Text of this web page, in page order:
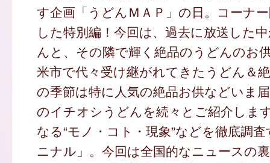
す企画「うどんＭＡＰ」の日。コーナ
した特別編！今回は、過去に放送した
んと、その隣で輝く絶品のうどんのお
米市で代々受け継がれてきたうどん＆
の季節は特に人気の絶品お供などいま
のイチオシうどんを続々とご紹介しま
なる“モノ・コト・現象”などを徹底調
ニナル」。今回は全国的なニュースの